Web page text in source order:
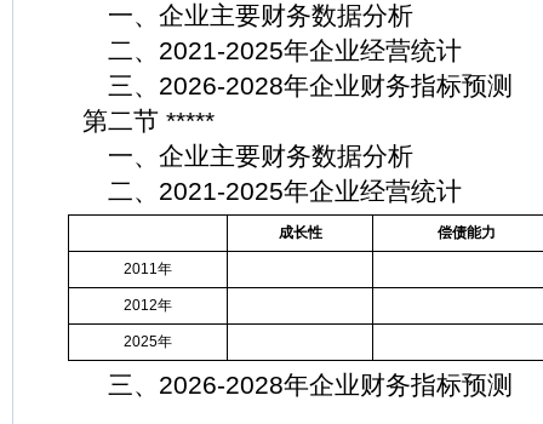
一、企业主要财务数据分析
二、2021-2025年企业经营统计
三、2026-2028年企业财务指标预测
第二节 *****
一、企业主要财务数据分析
二、2021-2025年企业经营统计
成长性 偿债能力
2011年
2012年
2025年
三、2026-2028年企业财务指标预测